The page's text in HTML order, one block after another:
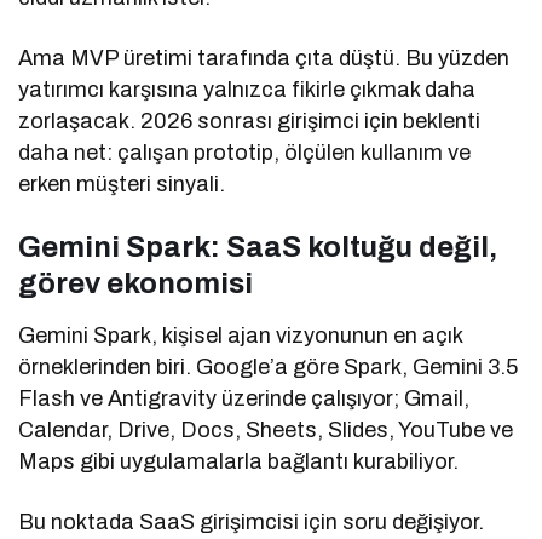
Ama MVP üretimi tarafında çıta düştü. Bu yüzden
yatırımcı karşısına yalnızca fikirle çıkmak daha
zorlaşacak. 2026 sonrası girişimci için beklenti
daha net: çalışan prototip, ölçülen kullanım ve
erken müşteri sinyali.
Gemini Spark: SaaS koltuğu değil,
görev ekonomisi
Gemini Spark, kişisel ajan vizyonunun en açık
örneklerinden biri. Google’a göre Spark, Gemini 3.5
Flash ve Antigravity üzerinde çalışıyor; Gmail,
Calendar, Drive, Docs, Sheets, Slides, YouTube ve
Maps gibi uygulamalarla bağlantı kurabiliyor.
Bu noktada SaaS girişimcisi için soru değişiyor.